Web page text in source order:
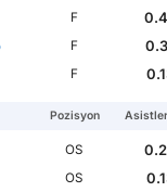
F
F
F
Pozisyon
OS
OS